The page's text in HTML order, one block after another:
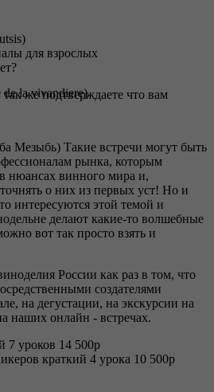
la vivandiere)
Мезыбь) Такие встречи могут быть
рынка, которым
нюансах винного мира и,
о них из первых уст! Но и
интересуются этой темой и
делают какие-то волшебные
вот так просто взять и
России как раз в том, что
создателями
на дегустации, на экскурсии на
наших онлайн - встречах.
7 уроков 14 500р
краткий 4 урока 10 500р
для взрослых
же подтверждаете что вам